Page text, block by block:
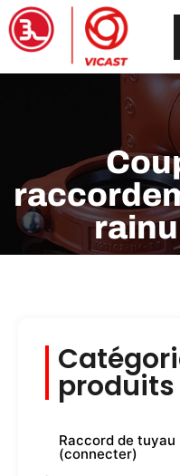
produits
Raccord de tuyau
(connecter)